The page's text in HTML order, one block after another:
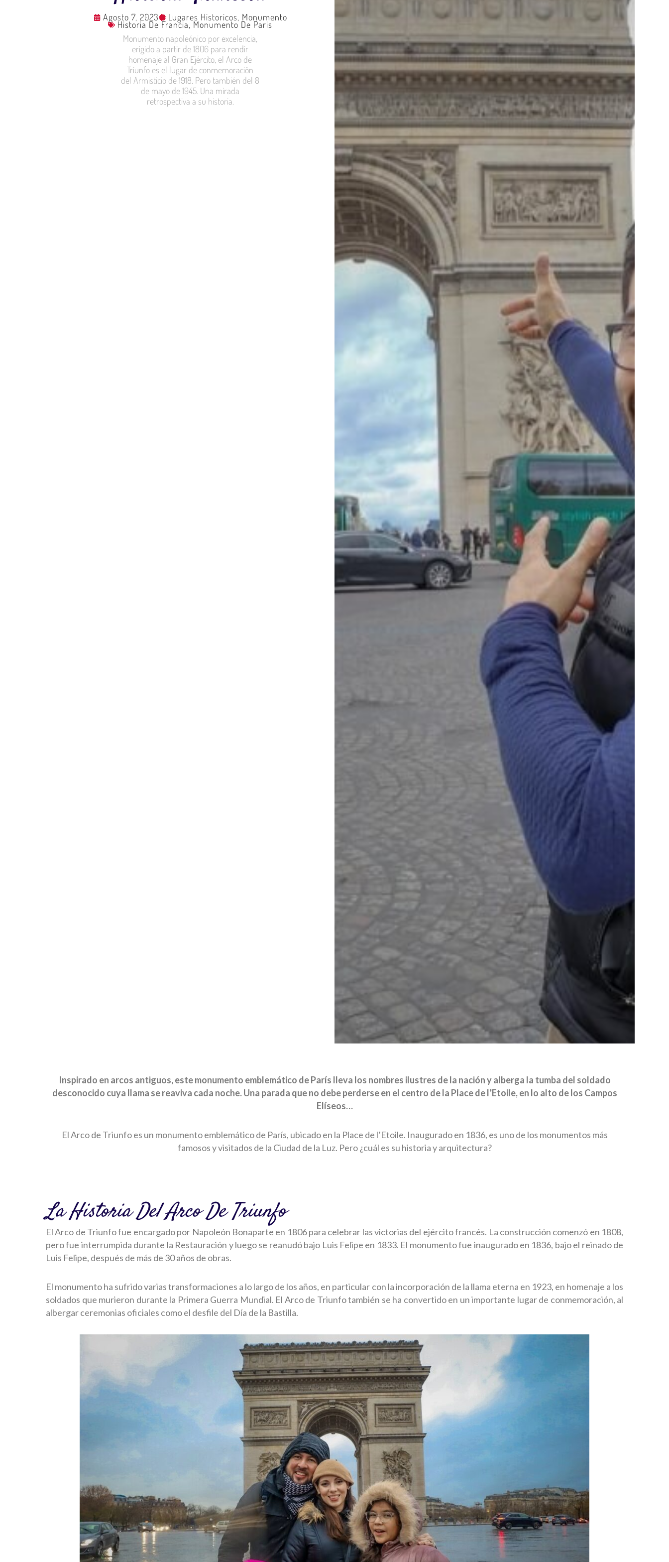
Agosto 7, 2023 Lugares Historicos, Monumento
Historia De Francia, Monumento De Paris
Monumento napoleónico por excelencia,
erigido a partir de 1806 para rendir
homenaje al Gran Ejército, el Arco de
Triunfo es el lugar de conmemoración
del Armisticio de 1918. Pero también del 8
de mayo de 1945. Una mirada
retrospectiva a su historia.
Inspirado en arcos antiguos, este monumento emblemático de París lleva los nombres ilustres de la nación y alberga la tumba del soldado
desconocido cuya llama se reaviva cada noche. Una parada que no debe perderse en el centro de la Place de l’Etoile, en lo alto de los Campos
Elíseos…
El Arco de Triunfo es un monumento emblemático de París, ubicado en la Place de l’Etoile. Inaugurado en 1836, es uno de los monumentos más
famosos y visitados de la Ciudad de la Luz. Pero ¿cuál es su historia y arquitectura?
La Historia Del Arco De Triunfo
El Arco de Triunfo fue encargado por Napoleón Bonaparte en 1806 para celebrar las victorias del ejército francés. La construcción comenzó en 1808,
pero fue interrumpida durante la Restauración y luego se reanudó bajo Luis Felipe en 1833. El monumento fue inaugurado en 1836, bajo el reinado de
Luis Felipe, después de más de 30 años de obras.
El monumento ha sufrido varias transformaciones a lo largo de los años, en particular con la incorporación de la llama eterna en 1923, en homenaje a los
soldados que murieron durante la Primera Guerra Mundial. El Arco de Triunfo también se ha convertido en un importante lugar de conmemoración, al
albergar ceremonias oficiales como el desfile del Día de la Bastilla.